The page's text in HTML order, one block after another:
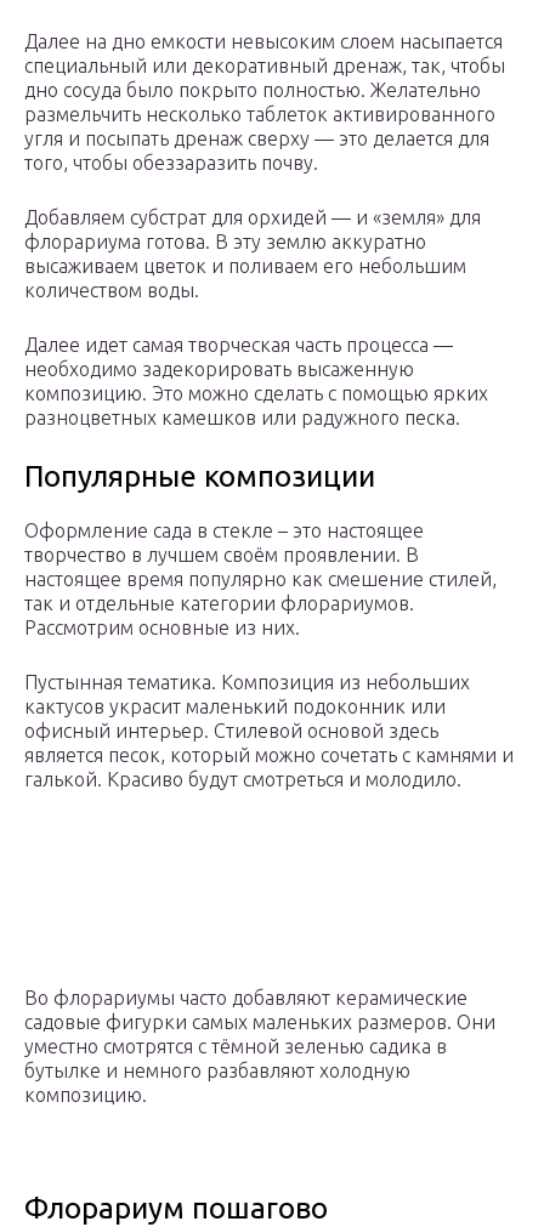
Далее на дно емкости невысоким слоем насыпается
специальный или декоративный дренаж, так, чтобы
дно сосуда было покрыто полностью. Желательно
размельчить несколько таблеток активированного
угля и посыпать дренаж сверху — это делается для
того, чтобы обеззаразить почву.
Добавляем субстрат для орхидей — и «земля» для
флорариума готова. В эту землю аккуратно
высаживаем цветок и поливаем его небольшим
количеством воды.
Далее идет самая творческая часть процесса —
необходимо задекорировать высаженную
композицию. Это можно сделать с помощью ярких
разноцветных камешков или радужного песка.
Популярные композиции
Оформление сада в стекле – это настоящее
творчество в лучшем своём проявлении. В
настоящее время популярно как смешение стилей,
так и отдельные категории флорариумов.
Рассмотрим основные из них.
Пустынная тематика. Композиция из небольших
кактусов украсит маленький подоконник или
офисный интерьер. Стилевой основой здесь
является песок, который можно сочетать с камнями и
галькой. Красиво будут смотреться и молодило.
Во флорариумы часто добавляют керамические
садовые фигурки самых маленьких размеров. Они
уместно смотрятся с тёмной зеленью садика в
бутылке и немного разбавляют холодную
композицию.
Флорариум пошагово